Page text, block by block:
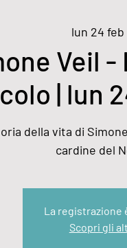
lun 24 feb
Veil -
| lun
della vita di
cardine del
La registrazione
Scopri gli